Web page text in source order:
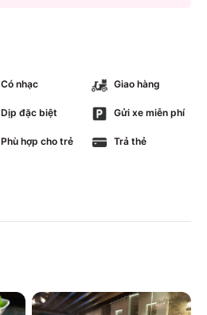
Có nhạc Giao hàng
Dịp đặc biệt Gửi xe miễn phí
Phù hợp cho trẻ Trả thẻ